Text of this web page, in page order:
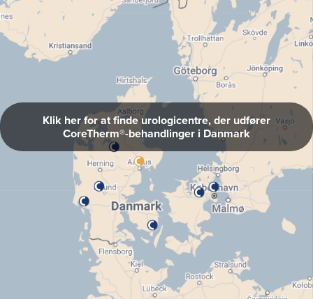
Klik her for at finde urologicentre, der udfører
CoreTherm®-behandlinger i Danmark